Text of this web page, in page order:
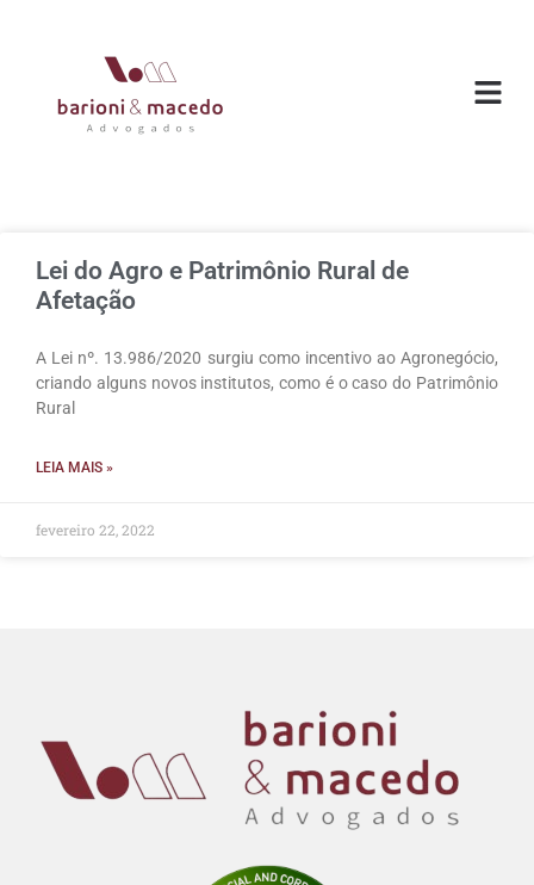
Lei do Agro e Patrimônio Rural de
Afetação
A Lei nº. 13.986/2020 surgiu como incentivo ao Agronegócio,
criando alguns novos institutos, como é o caso do Patrimônio
Rural
LEIA MAIS »
fevereiro 22, 2022